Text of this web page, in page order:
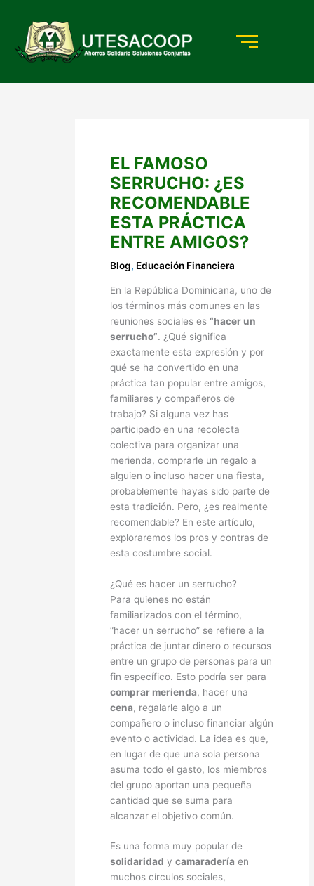
contenido
EL FAMOSO
SERRUCHO: ¿ES
RECOMENDABLE
ESTA PRÁCTICA
ENTRE AMIGOS?
Blog, Educación Financiera
En la República Dominicana, uno de
los términos más comunes en las
reuniones sociales es“hacer un
serrucho”. ¿Qué significa
exactamente esta expresión y por
qué se ha convertido en una
práctica tan popular entre amigos,
familiares y compañeros de
trabajo? Si alguna vez has
participado en una recolecta
colectiva para organizar una
merienda, comprarle un regalo a
alguien o incluso hacer una fiesta,
probablemente hayas sido parte de
esta tradición. Pero, ¿es realmente
recomendable? En este artículo,
exploraremos los pros y contras de
esta costumbre social.
¿Qué es hacer un serrucho?
Para quienes no están
familiarizados con el término,
“hacer un serrucho” se refiere a la
práctica de juntar dinero o recursos
entre un grupo de personas para un
fin específico. Esto podría ser para
comprar merienda, hacer una
cena, regalarle algo a un
compañero o incluso financiar algún
evento o actividad. La idea es que,
en lugar de que una sola persona
asuma todo el gasto, los miembros
del grupo aportan una pequeña
cantidad que se suma para
alcanzar el objetivo común.
Es una forma muy popular de
solidaridad ycamaradería en
muchos círculos sociales,